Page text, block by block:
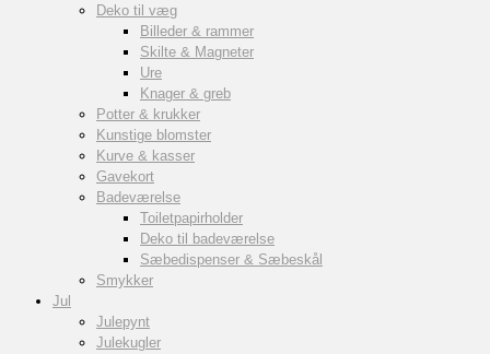
Deko til væg
Billeder & rammer
Skilte & Magneter
Ure
Knager & greb
Potter & krukker
Kunstige blomster
Kurve & kasser
Gavekort
Badeværelse
Toiletpapirholder
Deko til badeværelse
Sæbedispenser & Sæbeskål
Smykker
Jul
Julepynt
Julekugler